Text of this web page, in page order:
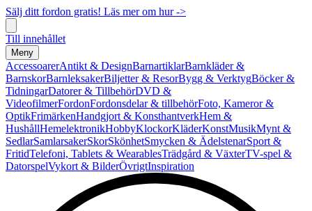
Sälj ditt fordon gratis! Läs mer om hur ->
Till innehållet
Meny
AccessoarerAntikt & DesignBarnartiklarBarnkläder &
BarnskorBarnleksakerBiljetter & ResorBygg & VerktygBöcker &
TidningarDatorer & TillbehörDVD &
VideofilmerFordonFordonsdelar & tillbehörFoto, Kameror &
OptikFrimärkenHandgjort & KonsthantverkHem &
HushållHemelektronikHobbyKlockorKläderKonstMusikMynt &
SedlarSamlarsakerSkorSkönhetSmycken & ÄdelstenarSport &
FritidTelefoni, Tablets & WearablesTrädgård & VäxterTV-spel &
DatorspelVykort & BilderÖvrigtInspiration